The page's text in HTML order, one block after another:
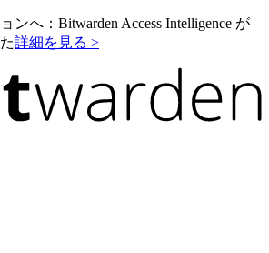
ンへ：Bitwarden Access Intelligence が
詳細を見る >